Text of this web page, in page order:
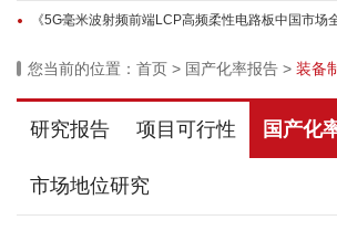
《5G毫米波射频前端LCP高频柔性电路板中国市场
您当前的位置： 首页 > 国产化率报告 > 装备
研究报告 项目可行性 国产化
市场地位研究